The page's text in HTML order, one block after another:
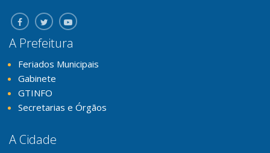
A Prefeitura
Feriados Municipais
Gabinete
GTINFO
Secretarias e Órgãos
A Cidade